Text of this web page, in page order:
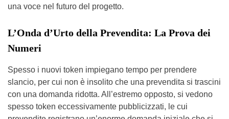
una voce nel futuro del progetto.
L’Onda d’Urto della Prevendita: La Prova dei
Numeri
Spesso i nuovi token impiegano tempo per prendere
slancio, per cui non è insolito che una prevendita si trascini
con una domanda ridotta. All’estremo opposto, si vedono
spesso token eccessivamente pubblicizzati, le cui